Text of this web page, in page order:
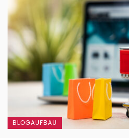
BLOGAUFBAU